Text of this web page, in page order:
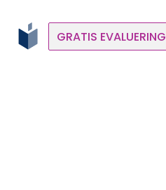
GRATIS EVALUERING